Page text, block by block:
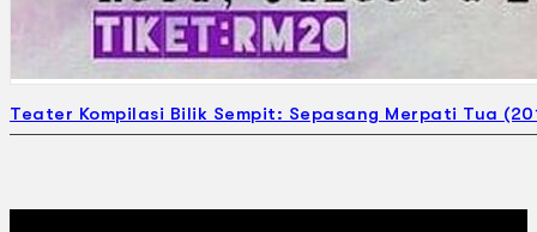
Teater Kompilasi Bilik Sempit: Sepasang Merpati Tua